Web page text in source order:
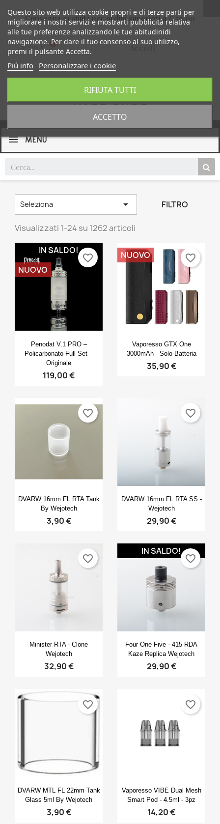
Consegna gratuita per ordini superiori a € 59,00
0,00 €
MENU
Seleziona  FILTRO
Visualizzati 1-24 su 1262 articoli
Anteprima
Penodat V.1 PRO –
Policarbonato Full Set –
Originale
119,00 €
IN SALDO!
NUOVO
favorite_border
Anteprima
Vaporesso GTX One
3000mAh - Solo Batteria
35,90 €
NUOVO favorite_border
 Anteprima
DVARW 16mm FL RTA Tank
By Wejotech
3,90 €
favorite_border
 Anteprima
DVARW 16mm FL RTA SS -
Wejotech
29,90 €
favorite_border
Anteprima
Minister RTA - Clone
Wejotech
32,90 €
favorite_border
Anteprima
Four One Five - 415 RDA
Kaze Replica Wejotech
29,90 €
IN SALDO!
favorite_border
Anteprima
DVARW MTL FL 22mm Tank
Glass 5ml By Wejotech
3,90 €
favorite_border
Anteprima
Vaporesso VIBE Dual Mesh
Smart Pod - 4.5ml - 3pz
14,20 €
favorite_border
Questo sito web utilizza cookie propri e di terze parti per
migliorare i nostri servizi e mostrarti pubblicità relativa
alle tue preferenze analizzando le tue abitudinidi
navigazione. Per dare il tuo consenso al suo utilizzo,
premi il pulsante Accetta.
Piú info Personalizzare i cookie
RIFIUTA TUTTI
ACCETTO